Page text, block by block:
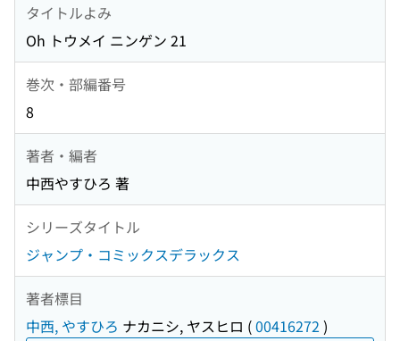
タイトルよみ
Oh トウメイ ニンゲン 21
巻次・部編番号
8
著者・編者
中西やすひろ 著
シリーズタイトル
ジャンプ・コミックスデラックス
著者標目
中西, やすひろ ナカニシ, ヤスヒロ (00416272 )